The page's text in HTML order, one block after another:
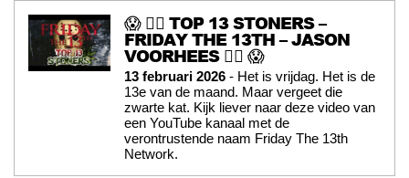
😱 🧟‍♂️ TOP 13 STONERS –
FRIDAY THE 13TH – JASON
VOORHEES 🧟‍♂️ 😱
13 februari 2026 - Het is vrijdag. Het is de
13e van de maand. Maar vergeet die
zwarte kat. Kijk liever naar deze video van
een YouTube kanaal met de
verontrustende naam Friday The 13th
Network.